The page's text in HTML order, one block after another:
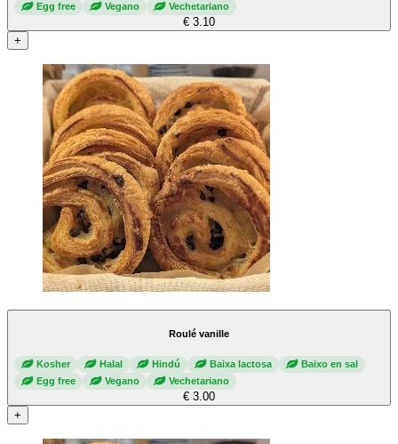
Egg free
Vegano Vechetariano
€ 3.10
+
Roulé vanille
Kosher Halal Hindú Baixa lactosa
Baixo en sal
Egg free
Vegano Vechetariano
€ 3.00
+